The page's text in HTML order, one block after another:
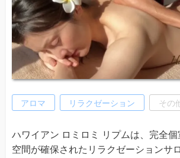
アロマ リラクゼーション その
ハワイアン ロミロミ リプムは、完全個
空間が確保されたリラクゼーションサ